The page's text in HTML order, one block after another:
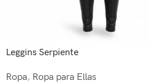
Leggins Serpiente
Ropa, Ropa para Ellas